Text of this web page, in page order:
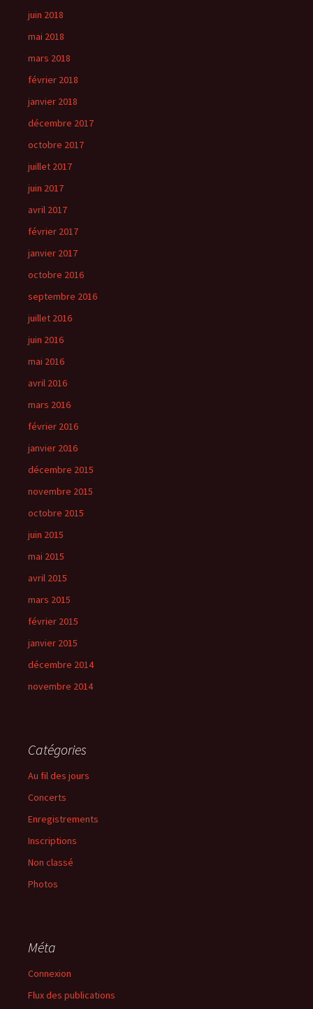
juin 2018
mai 2018
mars 2018
février 2018
janvier 2018
décembre 2017
octobre 2017
juillet 2017
juin 2017
avril 2017
février 2017
janvier 2017
octobre 2016
septembre 2016
juillet 2016
juin 2016
mai 2016
avril 2016
mars 2016
février 2016
janvier 2016
décembre 2015
novembre 2015
octobre 2015
juin 2015
mai 2015
avril 2015
mars 2015
février 2015
janvier 2015
décembre 2014
novembre 2014
Catégories
Au fil des jours
Concerts
Enregistrements
Inscriptions
Non classé
Photos
Méta
Connexion
Flux des publications